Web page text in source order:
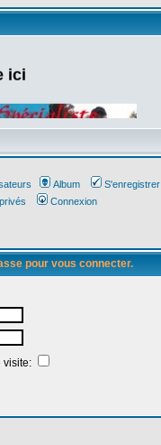
ici
Album
S'enregistrer
Connexion
pour vous connecter.
visite: